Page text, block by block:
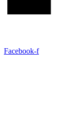
Facebook-f